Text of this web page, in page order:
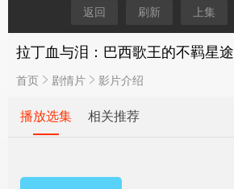
返回 刷新 上集
拉丁血与泪：巴西歌王的不羁星途
首页 剧情片 影片介绍
播放选集 相关推荐